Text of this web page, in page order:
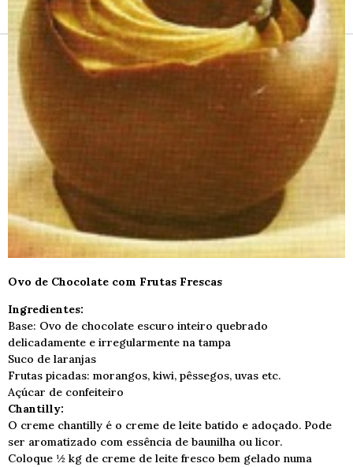
Receitas e vinhos
Ovo de Chocolate com Frutas Frescas
Ingredientes:
Base: Ovo de chocolate escuro inteiro quebrado
delicadamente e irregularmente na tampa
Suco de laranjas
Frutas picadas: morangos, kiwi, pêssegos, uvas etc.
Açúcar de confeiteiro
Chantilly:
O creme chantilly é o creme de leite batido e adoçado. Pode
ser aromatizado com essência de baunilha ou licor.
Coloque ½ kg de creme de leite fresco bem gelado numa